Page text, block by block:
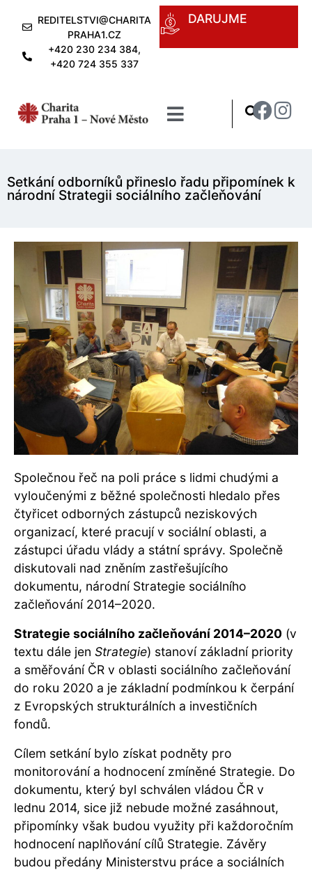
REDITELSTVI@CHARITA
PRAHA1.CZ
+420 230 234 384,
+420 724 355 337
DARUJME
Setkání odborníků přineslo řadu připomínek k
národní Strategii sociálního začleňování
Společnou řeč na poli práce s lidmi chudými a
vyloučenými z běžné společnosti hledalo přes
čtyřicet odborných zástupců neziskových
organizací, které pracují v sociální oblasti, a
zástupci úřadu vlády a státní správy. Společně
diskutovali nad zněním zastřešujícího
dokumentu, národní Strategie sociálního
začleňování 2014–2020.
Strategie sociálního začleňování 2014–2020 (v
textu dále jen Strategie) stanoví základní priority
a směřování ČR v oblasti sociálního začleňování
do roku 2020 a je základní podmínkou k čerpání
z Evropských strukturálních a investičních
fondů.
Cílem setkání bylo získat podněty pro
monitorování a hodnocení zmíněné Strategie. Do
dokumentu, který byl schválen vládou ČR v
lednu 2014, sice již nebude možné zasáhnout,
připomínky však budou využity při každoročním
hodnocení naplňování cílů Strategie. Závěry
budou předány Ministerstvu práce a sociálních